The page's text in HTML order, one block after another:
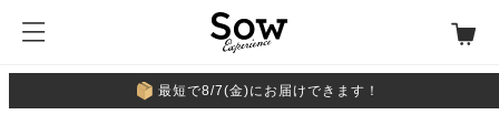
最短で8/7(金)にお届けできます！